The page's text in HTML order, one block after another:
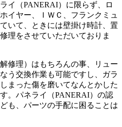
イ（PANERAI）に限らず、ロ
イヤー、ＩＷＣ、フランクミュ
いて、ときには壁掛け時計、置
理をさせていただいておりま
修理）はもちろんの事、リュー
う交換作業も可能ですし、ガラ
まった傷を磨いてなんとかした
。パネライ（PANERAI）の認
も、パーツの手配に困ることは